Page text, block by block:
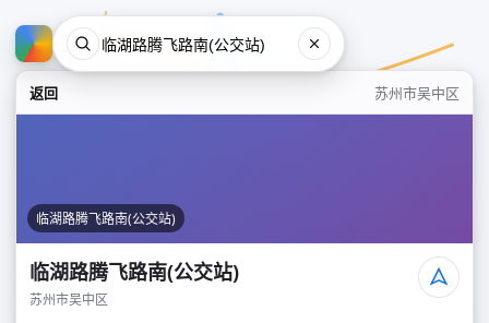
返回 苏州市吴中区
临湖路腾飞路南(公交站)
临湖路腾飞路南(公交站)
苏州市吴中区